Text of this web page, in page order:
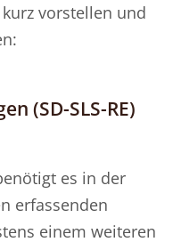
vorstellen und
(SD-SLS-RE)
es in der
erfassenden
einem weiteren